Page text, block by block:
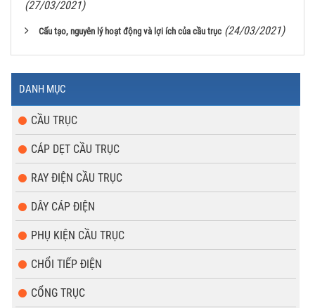
(27/03/2021)
Cấu tạo, nguyên lý hoạt động và lợi ích của cầu trục (24/03/2021)
DANH MỤC
CẦU TRỤC
CÁP DẸT CẦU TRỤC
RAY ĐIỆN CẦU TRỤC
DÂY CÁP ĐIỆN
PHỤ KIỆN CẦU TRỤC
CHỔI TIẾP ĐIỆN
CỔNG TRỤC